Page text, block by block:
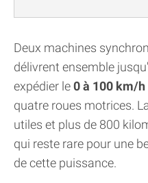
Deux machines
délivrent ensemble
expédier le0 à 100 km/h
quatre roues motrices.
utiles et plus de 800
qui reste rare pour une
de cette puissance.